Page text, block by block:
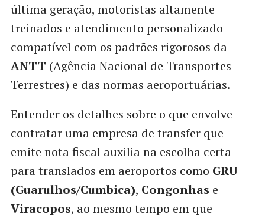
última geração, motoristas altamente
treinados e atendimento personalizado
compatível com os padrões rigorosos da
ANTT (Agência Nacional de Transportes
Terrestres) e das normas aeroportuárias.
Entender os detalhes sobre o que envolve
contratar uma empresa de transfer que
emite nota fiscal auxilia na escolha certa
para translados em aeroportos como GRU
(Guarulhos/Cumbica), Congonhas e
Viracopos, ao mesmo tempo em que